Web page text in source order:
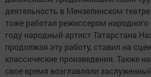
деятельность в Мензелинском
тоже работал режиссером народного
году народный артист Татарстана
продолжая эту работу, ставил на
классические произведения. Также
свое время возглавляли